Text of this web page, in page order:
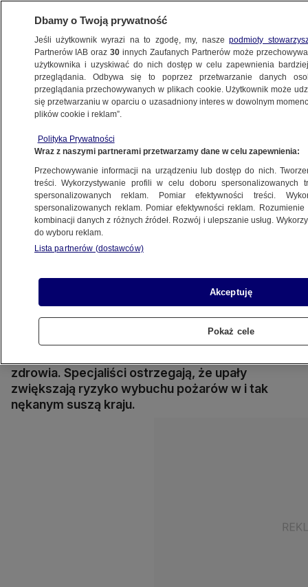
METEO
NAJNOWSZE
"Prawdopodobnie będą bite narodowe
rekordy"
26.04.2023, 11:37
Udostępnij
tygodniu może osiągać rekordowe 40 stopni
Celsjusza, już we wtorek przekraczała 36 stopni.
W odpowiedzi na upały władze zdecydowały o
wcześniejszym otworzeniu publicznych
basenów. W Sewilli w stan gotowości
zdrowia. Specjaliści ostrzegają, że upały
zwiększają ryzyko wybuchu pożarów w i tak
nękanym suszą kraju.
Dbamy o Twoją prywatność
Jeśli użytkownik wyrazi na to zgodę, my, naszepodmioty
Partnerów IAB oraz30 innych Zaufanych Partnerów może
użytkownika i uzyskiwać do nich dostęp w celu zapewnienia
przeglądania. Odbywa się to poprzez przetwarzanie danych
przeglądania przechowywanych w plikach cookie. Użytkownik może
się przetwarzaniu w oparciu o uzasadniony interes w dowolnym
plików cookie i reklam”.
Polityka Prywatności
Wraz z naszymi partnerami przetwarzamy dane w celu zapewnienia:
Przechowywanie informacji na urządzeniu lub dostęp do nich.
treści. Wykorzystywanie profili w celu doboru spersonalizowanych
spersonalizowanych reklam. Pomiar efektywności treści.
spersonalizowanych reklam. Pomiar efektywności reklam.
kombinacji danych z różnych źródeł. Rozwój i ulepszanie usług.
do wyboru reklam.
Lista partnerów (dostawców)
Akceptuję
Pokaż cele